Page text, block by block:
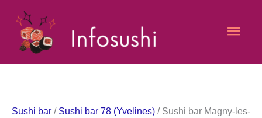
contenu
Sushi bar / Sushi bar 78 (Yvelines) / Sushi bar Magny-les-